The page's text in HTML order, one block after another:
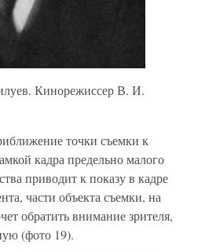
Кинорежиссер В. И.
точки съемки к
кадра предельно малого
приводит к показу в кадре
части объекта съемки, на
обратить внимание зрителя,
(фото 19).